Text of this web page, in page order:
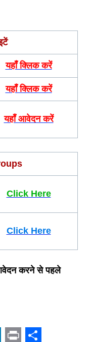
यहाँ क्लिक करें
यहाँ क्लिक करें
यहाँ आवेदन करें
Click Here
Click Here
करने से पहले